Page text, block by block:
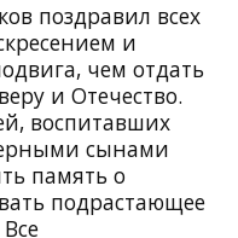
поздравил всех
и
чем отдать
и Отечество.
воспитавших
сынами
память о
подрастающее